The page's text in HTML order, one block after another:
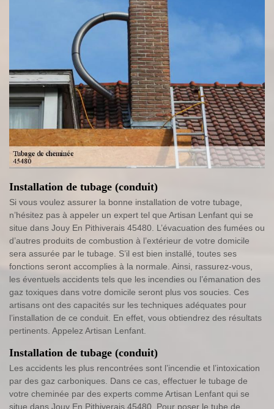
Installation de tubage (conduit)
Si vous voulez assurer la bonne installation de votre tubage,
n’hésitez pas à appeler un expert tel que Artisan Lenfant qui se
situe dans Jouy En Pithiverais 45480. L’évacuation des fumées ou
d’autres produits de combustion à l’extérieur de votre domicile
sera assurée par le tubage. S’il est bien installé, toutes ses
fonctions seront accomplies à la normale. Ainsi, rassurez-vous,
les éventuels accidents tels que les incendies ou l’émanation des
gaz toxiques dans votre domicile seront plus vos soucies. Ces
artisans ont des capacités sur les techniques adéquates pour
l’installation de ce conduit. En effet, vous obtiendrez des résultats
pertinents. Appelez Artisan Lenfant.
Installation de tubage (conduit)
Les accidents les plus rencontrées sont l’incendie et l’intoxication
par des gaz carboniques. Dans ce cas, effectuer le tubage de
votre cheminée par des experts comme Artisan Lenfant qui se
situe dans Jouy En Pithiverais 45480. Pour poser le tube de